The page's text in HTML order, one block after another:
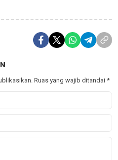
Ruas yang wajib ditandai *